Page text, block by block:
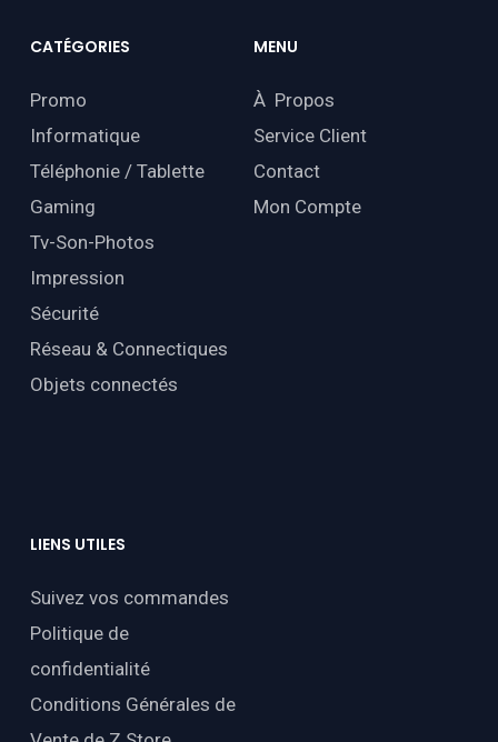
CATÉGORIES
Promo
Informatique
Téléphonie / Tablette
Gaming
Tv-Son-Photos
Impression
Sécurité
Réseau & Connectiques
Objets connectés
MENU
À Propos
Service Client
Contact
Mon Compte
LIENS UTILES
Suivez vos commandes
Politique de
confidentialité
Conditions Générales de